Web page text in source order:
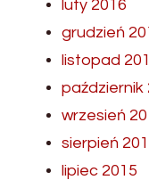
luty 2016
grudzień
listopad
październik
wrzesień
sierpień
lipiec 2015